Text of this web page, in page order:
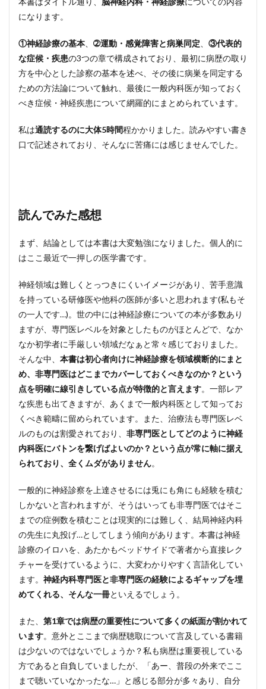
になります。
①神経診療の基本 ➁運動・感覚障害と病巣同定
③代表的
な症候・疾患の3つの章で構成されており、最初に病歴の取り
方を中心とした診察の基本を述べ、その後に病巣を同定する
ための方法論について触れ、最後に一般内科医が知っておく
べき症候・神経疾患について網羅的にまとめられています。
私は通読するのに大体5時間程かかりました。読みやすい書き
口で記述されており、そんなに苦痛には感じませんでした。
読んでみた感想
まず、結論としては本書は大変勉強になりました。個人的に
はここ最近で一押しの医学書です。
神経領域は難しくとっつきにくいイメージがあり、苦手意識
を持っている研修医や他科の医師が多いと思われます(私もそ
の一人です…)。世の中には神経診療についての本が多数あり
ますが、専門医レベルを対象としたものがほとんどで、なか
なか初学者に手厳しい領域だなぁと常々感じておりました。
そんな中、 本書は初心者向けに神経診療を領域横断的にまと
め、非専門医はどこまでカバーしておくべきなのか？という
点を明確に線引きしている点が特徴的と言えます。一部レア
な疾患も出てきますが、あくまで一般内科医として知ってお
くべき範疇に留められています。また、治療法も専門医レベ
ルのものは割愛されており、 非専門医としてどのように神経
内科医にバトンを繋げばよいのか？という点が常に軸に据え
られており、全くムダがありません。
一般的に神経診察を上達させるには兎にも角にも経験を積む
しかないと言われますが、そうはいっても非専門医ではそこ
までの症例数を積むことは現実的には難しく、結局神経内科
の先生に丸投げ…としてしまう傾向があります。本書は神経
診療のイロハを、あたかもベッドサイドで著者から直接レク
チャーを受けているように、大変わかりやすく言語化してい
ます。 神経内科専門医と非専門医の経験によるギャップを埋
めてくれる、そんな一冊といえるでしょう。
また、 第1章では病歴の重要性について多くの紙面が割かれて
います。意外とここまで病歴聴取について言及している書籍
は少ないのではないでしょうか？私も病歴は重要視している
方であると自負していましたが、「あー、普段の外来でここ
まで聴いていなかったな…」と感じる部分が多々あり、自分